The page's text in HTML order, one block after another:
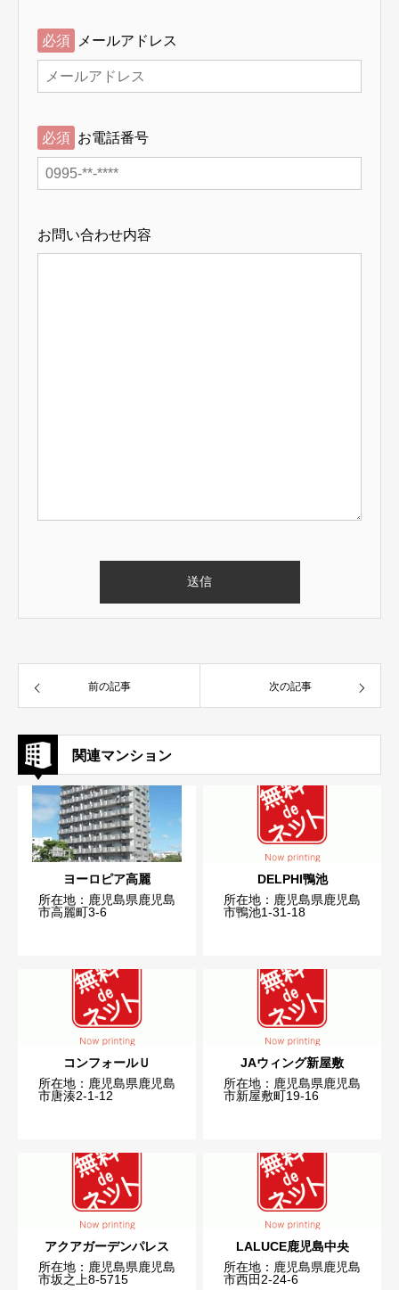
必須 メールアドレス
必須 お電話番号
お問い合わせ内容
前の記事 次の記事
関連マンション
ヨーロピア高麗
所在地：鹿児島県鹿児島
市高麗町3-6
DELPHI鴨池
所在地：鹿児島県鹿児島
市鴨池1-31-18
コンフォールＵ
所在地：鹿児島県鹿児島
市唐湊2-1-12
JAウィング新屋敷
所在地：鹿児島県鹿児島
市新屋敷町19-16
アクアガーデンパレス
所在地：鹿児島県鹿児島
市坂之上8-5715
LALUCE鹿児島中央
所在地：鹿児島県鹿児島
市西田2-24-6